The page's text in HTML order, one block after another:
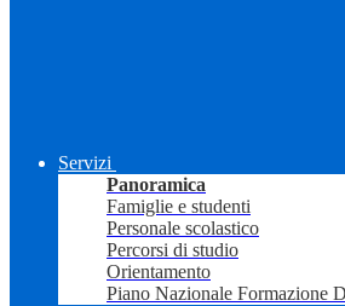
Servizi
Panoramica
Famiglie e studenti
Personale scolastico
Percorsi di studio
Orientamento
Piano Nazionale Formazione